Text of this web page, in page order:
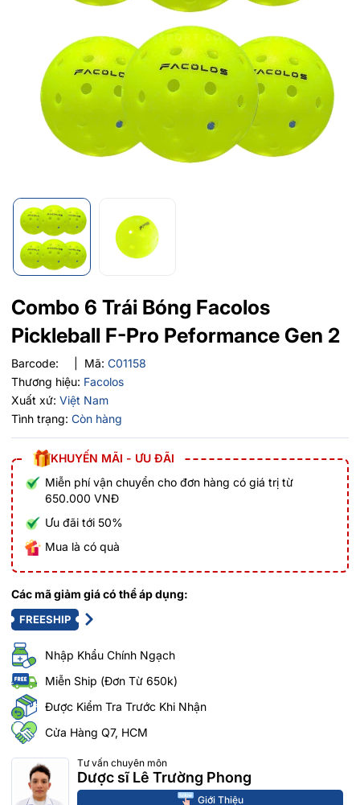
Combo 6 Trái Bóng Facolos
Pickleball F-Pro Peformance Gen 2
Barcode: Mã: C01158
Thương hiệu: Facolos
Xuất xứ: Việt Nam
Tình trạng: Còn hàng
KHUYẾN MÃI - ƯU ĐÃI
Miễn phí vận chuyển cho đơn hàng có giá trị từ
650.000 VNĐ
Ưu đãi tới 50%
Mua là có quà
Các mã giảm giá có thể áp dụng:
FREESHIP
Nhập Khẩu Chính Ngạch
Miễn Ship (Đơn Từ 650k)
Được Kiểm Tra Trước Khi Nhận
Cửa Hàng Q7, HCM
Tư vấn chuyên môn
Dược sĩ Lê Trường Phong
Giới Thiệu